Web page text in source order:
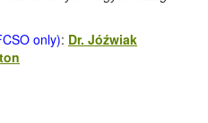
only): Dr. Jóźwiak